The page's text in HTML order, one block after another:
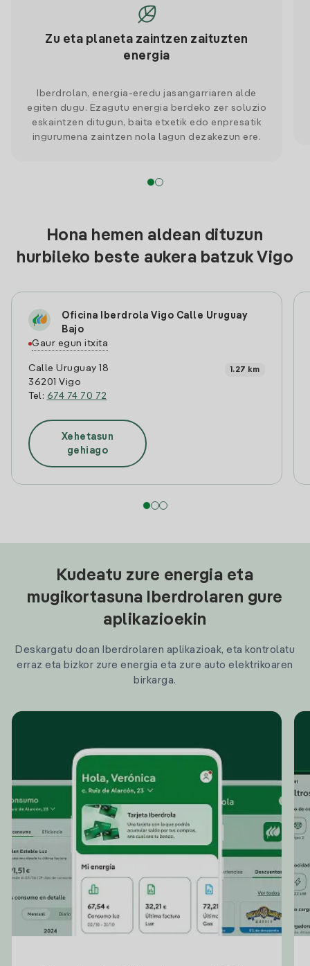
Zu eta planeta zaintzen zaituzten
energia
Iberdrolan, energia-eredu jasangarriaren alde
egiten dugu. Ezagutu energia berdeko zer soluzio
eskaintzen ditugun, baita etxetik edo enpresatik
ingurumena zaintzen nola lagun dezakezun ere.
Hona hemen aldean dituzun
hurbileko beste aukera batzuk Vigo
Oficina Iberdrola Vigo Calle Uruguay
Bajo
Gaur egun itxita
Calle Uruguay 18
36201 Vigo
Tel: 674 74 70 72
1.27 km
Xehetasun
gehiago
Kudeatu zure energia eta
mugikortasuna Iberdrolaren gure
aplikazioekin
Deskargatu doan Iberdrolaren aplikazioak, eta kontrolatu
erraz eta bizkor zure energia eta zure auto elektrikoaren
birkarga.